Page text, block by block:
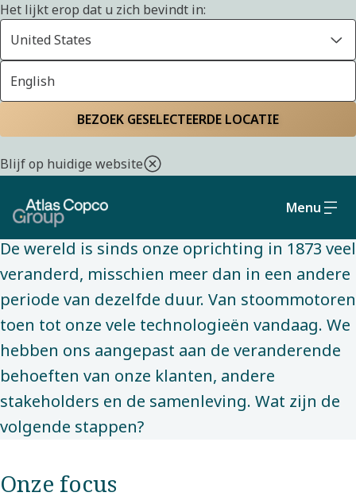
Het lijkt erop dat u zich bevindt in:
United States
English
BEZOEK GESELECTEERDE LOCATIE
Blijf op huidige website
Menu
OVER ONS
De strategie en het
bedrijfsmodel om onze
doelen te bereiken
De wereld is sinds onze oprichting in 1873 veel
veranderd, misschien meer dan in een andere
periode van dezelfde duur. Van stoommotoren
toen tot onze vele technologieën vandaag. We
hebben ons aangepast aan de veranderende
behoeften van onze klanten, andere
stakeholders en de samenleving. Wat zijn de
volgende stappen?​
Onze focus